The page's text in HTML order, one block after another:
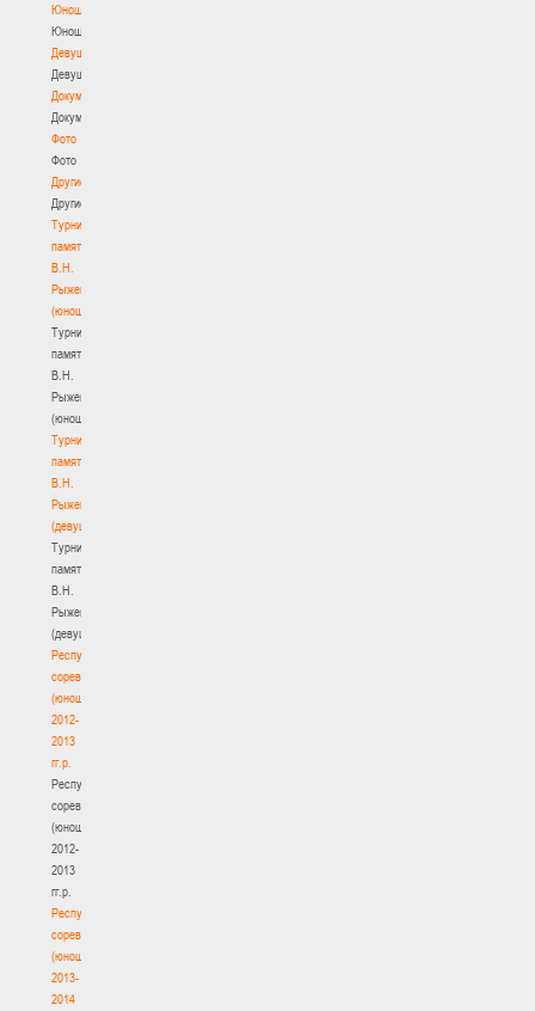
Юноши
Юноши
Девушки
Девушки
Документы
Документы
Фото
Фото
Другие
Другие
Турнир
памяти
В.Н.
Рыженкова
(юноши)
Турнир
памяти
В.Н.
Рыженкова
(юноши)
Турнир
памяти
В.Н.
Рыженкова
(девушки)
Турнир
памяти
В.Н.
Рыженкова
(девушки)
Республиканские
соревнования
(юноши)
2012-
2013
гг.р.
Республиканские
соревнования
(юноши)
2012-
2013
гг.р.
Республиканские
соревнования
(юноши)
2013-
2014